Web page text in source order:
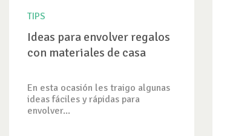
TIPS
Ideas para envolver regalos
con materiales de casa
En esta ocasión les traigo algunas
ideas fáciles y rápidas para
envolver...